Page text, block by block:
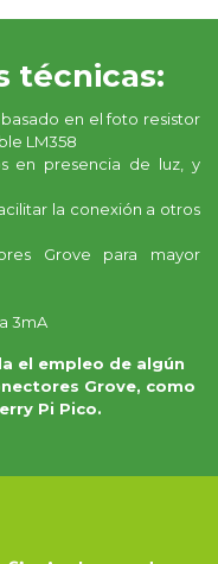
técnicas:
en el foto resistor
LM358
en presencia de luz, y
la conexión a otros
Grove para mayor
3mA
el empleo de algún
Grove, como
Pi Pico.